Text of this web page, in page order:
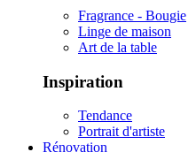
Fragrance - Bougie
Linge de maison
Art de la table
Inspiration
Tendance
Portrait d'artiste
Rénovation